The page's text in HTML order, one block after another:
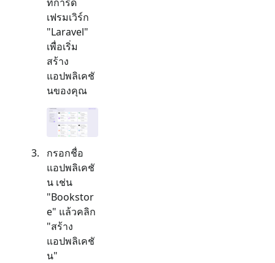
เฟรมเวิร์ก
"Laravel"
เพื่อเริ่ม
สร้าง
แอปพลิเคชั
นของคุณ
กรอกชื่อ
แอปพลิเคชั
น เช่น
"Bookstor
e" แล้วคลิก
"สร้าง
แอปพลิเคชั
น"